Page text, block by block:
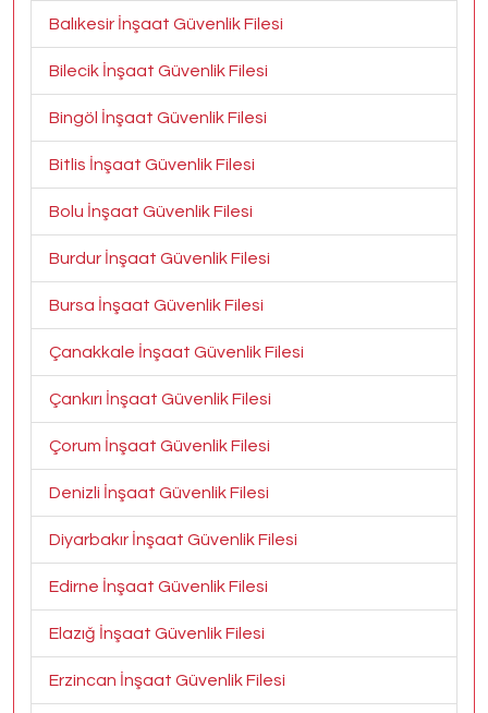
Balıkesir İnşaat Güvenlik Filesi
Bilecik İnşaat Güvenlik Filesi
Bingöl İnşaat Güvenlik Filesi
Bitlis İnşaat Güvenlik Filesi
Bolu İnşaat Güvenlik Filesi
Burdur İnşaat Güvenlik Filesi
Bursa İnşaat Güvenlik Filesi
Çanakkale İnşaat Güvenlik Filesi
Çankırı İnşaat Güvenlik Filesi
Çorum İnşaat Güvenlik Filesi
Denizli İnşaat Güvenlik Filesi
Diyarbakır İnşaat Güvenlik Filesi
Edirne İnşaat Güvenlik Filesi
Elazığ İnşaat Güvenlik Filesi
Erzincan İnşaat Güvenlik Filesi